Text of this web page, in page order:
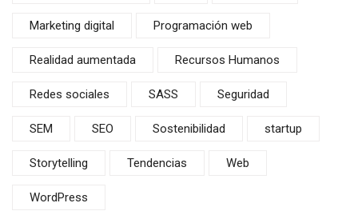
Marketing digital Programación web
Realidad aumentada Recursos Humanos
Redes sociales SASS Seguridad
SEM SEO Sostenibilidad startup
Storytelling Tendencias Web
WordPress